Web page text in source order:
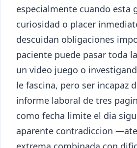
especialmente cuando esta
curiosidad o placer
descuidan obligaciones
paciente puede pasar toda
un video juego o
le fascina, pero ser incapaz
informe laboral de tres
como fecha limite el dia
aparente contradiccion